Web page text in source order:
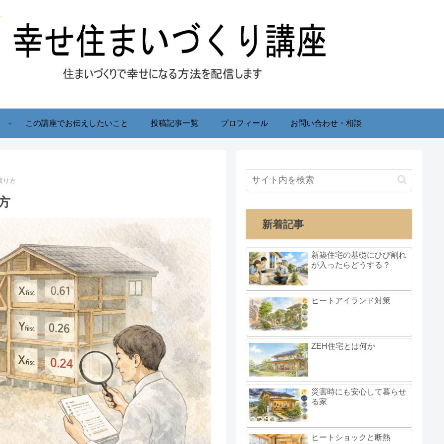
この講座でお伝えしたいこと 投稿記事一覧 プロフィール お問い合わせ・相談
り方
新着記事
新築住宅の基礎にひび割れ
が入ったらどうする？
ヒートアイランド対策
ZEH住宅とは何か
災害時にも安心して暮らせ
る家
ヒートショックと断熱